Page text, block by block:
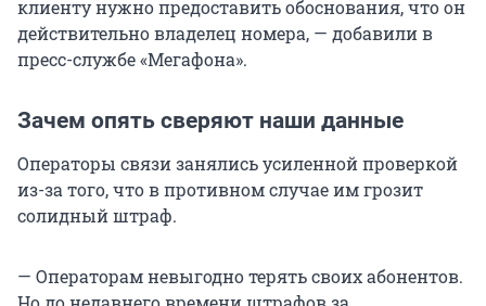
клиенту нужно предоставить обоснования, что он
действительно владелец номера, — добавили в
пресс-службе «Мегафона».
Зачем опять сверяют наши данные
Операторы связи занялись усиленной проверкой
из-за того, что в противном случае им грозит
солидный штраф.
— Операторам невыгодно терять своих абонентов.